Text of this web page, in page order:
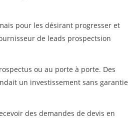
pour les désirant progresser et
de leads prospectsion
ou au porte à porte. Des
un investissement sans garantie
des demandes de devis en